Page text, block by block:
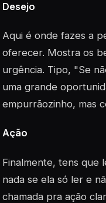
Desejo
Aqui é onde fazes a
oferecer. Mostra os
urgência. Tipo, "Se
uma grande
empurrãozinho, mas
Ação
Finalmente, tens que
nada se ela só ler e
chamada pra ação